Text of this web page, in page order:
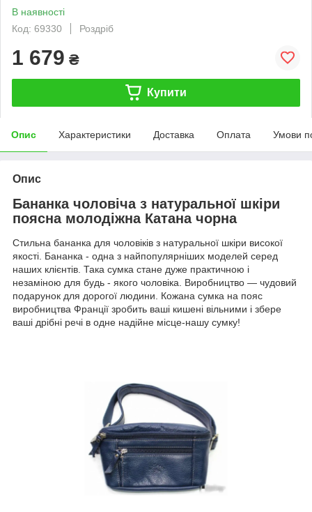
В наявності
Код: 69330
Роздріб
1 679 ₴
Купити
Опис Характеристики Доставка Оплата Умови
Опис
Бананка чоловіча з натуральної шкіри
поясна молодіжна Катана чорна
Стильна бананка для чоловіків з натуральної шкіри високої
якості. Бананка - одна з найпопулярніших моделей серед
наших клієнтів. Така сумка стане дуже практичною і
незаміною для будь - якого чоловіка. Виробництво — чудовий
подарунок для дорогої людини. Кожана сумка на пояс
виробництва Франції зробить ваші кишені вільними і збере
ваші дрібні речі в одне надійне місце-нашу сумку!